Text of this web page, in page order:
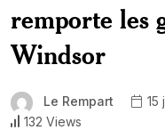
remporte les
Windsor
Le Rempart 15
132 Views